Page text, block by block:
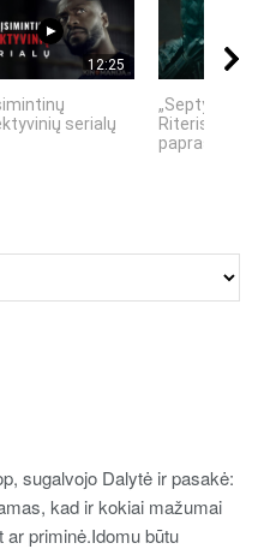
12:25
serialų
„Septynių
Riteris" – kai
sugalvojo Dalytė ir pasakė:
kad ir kokiai mažumai
priminė.Idomu būtu